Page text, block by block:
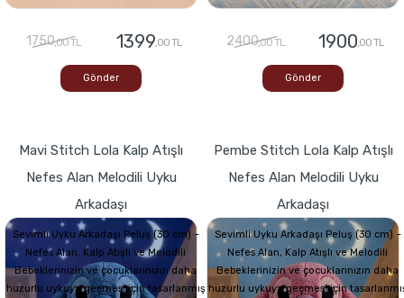
1750,00 TL 1399,00 TL
Gönder
2400,00 TL 1900,00 TL
Gönder
Mavi Stitch Lola Kalp Atışlı
Nefes Alan Melodili Uyku
Arkadaşı
Sevimli Uyku Arkadaşı Peluş (30 cm) –
Nefes Alan, Kalp Atışlı ve Melodili
Bebeklerinizin ve çocuklarınızın daha
huzurlu uykuya geçmesi için tasarlanmış
Pembe Stitch Lola Kalp Atışlı
Nefes Alan Melodili Uyku
Arkadaşı
Sevimli Uyku Arkadaşı Peluş (30 cm) –
Nefes Alan, Kalp Atışlı ve Melodili
Bebeklerinizin ve çocuklarınızın daha
huzurlu uykuya geçmesi için